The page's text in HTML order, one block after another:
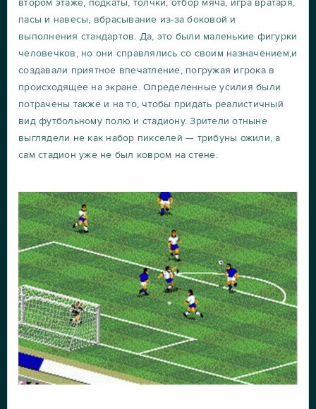
втором этаже, подкаты, толчки, отбор мяча, игра вратаря,
пасы и навесы, вбрасывание из-за боковой и
выполнения стандартов. Да, это были маленькие фигурки
человечков, но они справлялись со своим назначением,и
создавали приятное впечатление, погружая игрока в
происходящее на экране. Определенные усилия были
потрачены также и на то, чтобы придать реалистичный
вид футбольному полю и стадиону. Зрители отныне
выглядели не как набор пикселей — трибуны ожили, а
сам стадион уже не был ковром на стене.